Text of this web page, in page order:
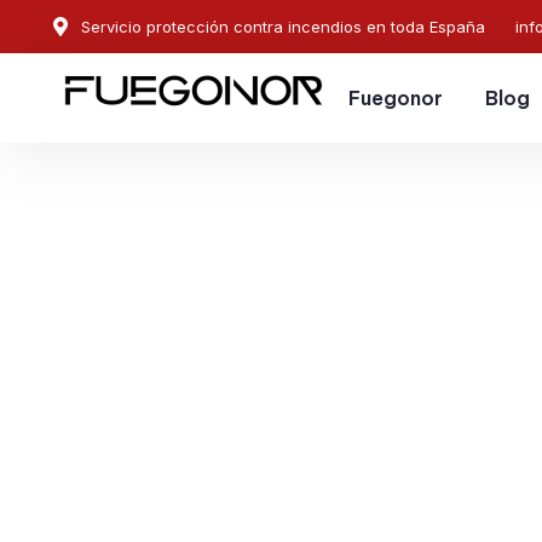
Servicio protección contra incendios en toda España
Fuegonor Blog